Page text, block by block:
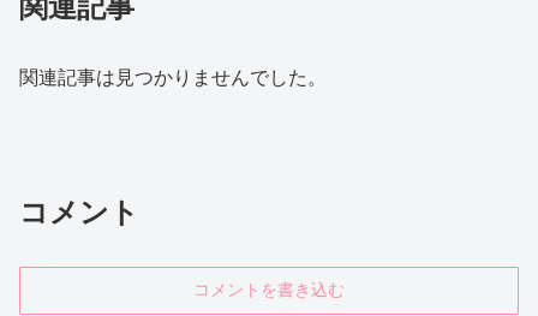
関連記事は見つかりませんでした。
コメント
コメントを書き込む